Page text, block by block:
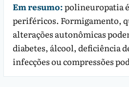
Em resumo:polineuropatia
periféricos. Formigamento,
alterações autonômicas
diabetes, álcool, deficiência
infecções ou compressões